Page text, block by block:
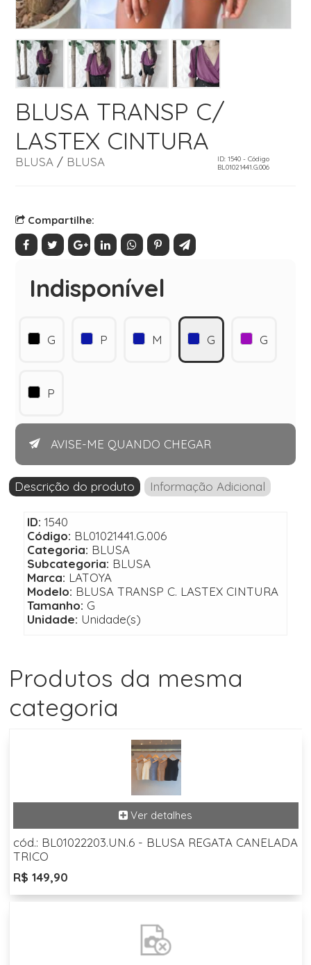
BLUSA TRANSP C/
LASTEX CINTURA
BLUSA/ BLUSA
ID: 1540 - Código
BL01021441.G.006
Compartilhe:
Indisponível
G P M G G
P
AVISE-ME QUANDO CHEGAR
Descrição do produto Informação Adicional
ID: 1540
Código: BL01021441.G.006
Categoria: BLUSA
Subcategoria: BLUSA
Marca: LATOYA
Modelo: BLUSA TRANSP C. LASTEX CINTURA
Tamanho: G
Unidade: Unidade(s)
Produtos da mesma
categoria
cód.: BL01022203.UN.6 - BLUSA REGATA CANELADA
TRICO
R$ 149,90